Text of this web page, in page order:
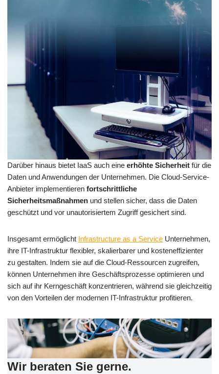
Darüber hinaus bietet IaaS auch eine erhöhte Sicherheit für die
Daten und Anwendungen der Unternehmen. Die Cloud-Service-
Anbieter implementieren fortschrittliche
Sicherheitsmaßnahmen und stellen sicher, dass die Daten
geschützt und vor unautorisiertem Zugriff gesichert sind.
Insgesamt ermöglicht Infrastructure as a Service Unternehmen,
ihre IT-Infrastruktur flexibler, skalierbarer und kosteneffizienter
zu gestalten. Indem sie auf die Cloud-Ressourcen zugreifen,
können Unternehmen ihre Geschäftsprozesse optimieren und
sich auf ihr Kerngeschäft konzentrieren, während sie gleichzeitig
von den Vorteilen der modernen IT-Infrastruktur profitieren.
Wir beraten Sie gerne.